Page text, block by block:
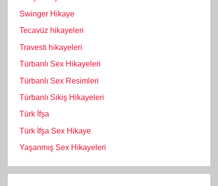
Swinger Hikaye
Tecavüz hikayeleri
Travesti hikayeleri
Türbanlı Sex Hikayeleri
Türbanlı Sex Resimleri
Türbanlı Sikiş Hikayeleri
Türk İfşa
Türk İfşa Sex Hikaye
Yaşanmış Sex Hikayeleri